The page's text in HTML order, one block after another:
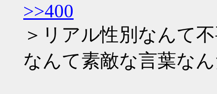
>>400
＞リアル性別なんて
なんて素敵な言葉な